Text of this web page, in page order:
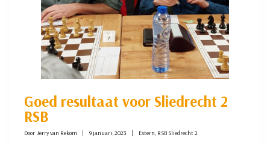
Goed resultaat voor Sliedrecht 2
RSB
Door Jerry van Rekom 9 januari, 2023 Extern, RSB Sliedrecht 2